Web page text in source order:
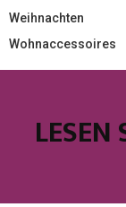
Weihnachten
Wohnaccessoires